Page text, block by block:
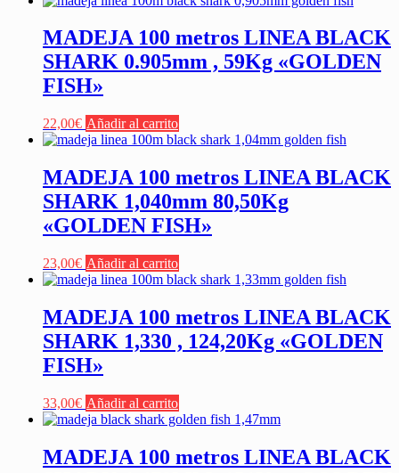
MADEJA 100 metros LINEA BLACK
SHARK 0.905mm , 59Kg «GOLDEN
FISH»
22,00€ Añadir al carrito
MADEJA 100 metros LINEA BLACK
SHARK 1,040mm 80,50Kg
«GOLDEN FISH»
23,00€ Añadir al carrito
MADEJA 100 metros LINEA BLACK
SHARK 1,330 , 124,20Kg «GOLDEN
FISH»
33,00€ Añadir al carrito
MADEJA 100 metros LINEA BLACK